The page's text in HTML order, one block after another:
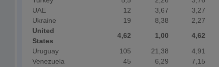
UAE
12 3,67
3,27
Ukraine
19 8,38
2,27
United
States
4,62 1,00
4,62
Uruguay
105 21,38
4,91
Venezuela
45 6,29
7,15